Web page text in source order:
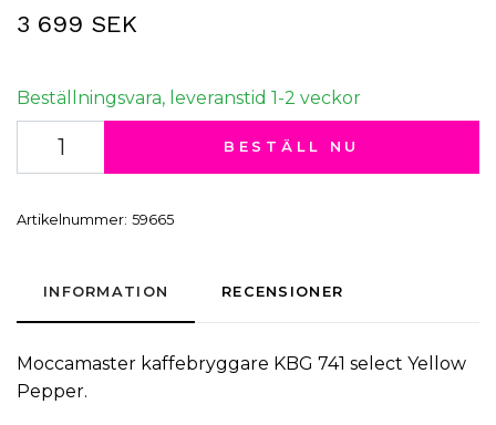
3 699 SEK
Beställningsvara, leveranstid 1-2 veckor
BESTÄLL NU
Artikelnummer: 59665
INFORMATION RECENSIONER
Moccamaster kaffebryggare KBG 741 select Yellow
Pepper.